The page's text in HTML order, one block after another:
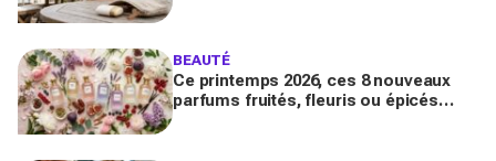
BEAUTÉ
Ce printemps 2026, ces 8 nouveaux
parfums fruités, fleuris ou épicés